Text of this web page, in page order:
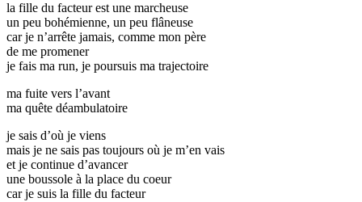
la fille du facteur est une marcheuse
un peu bohémienne, un peu flâneuse
car je n’arrête jamais, comme mon père
de me promener
je fais ma run, je poursuis ma trajectoire
ma fuite vers l’avant
ma quête déambulatoire
je sais d’où je viens
mais je ne sais pas toujours où je m’en vais
et je continue d’avancer
une boussole à la place du coeur
car je suis la fille du facteur